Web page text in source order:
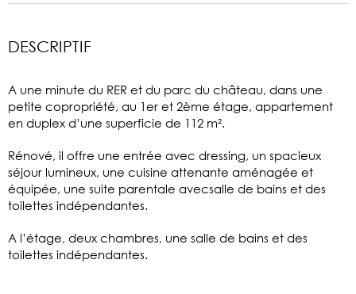
DESCRIPTIF
A une minute du RER et du parc du château, dans une
petite copropriété, au 1er et 2ème étage, appartement
en duplex d’une superficie de 112 m².
Rénové, il offre une entrée avec dressing, un spacieux
séjour lumineux, une cuisine attenante aménagée et
équipée, une suite parentale avecsalle de bains et des
toilettes indépendantes.
A l’étage, deux chambres, une salle de bains et des
toilettes indépendantes.